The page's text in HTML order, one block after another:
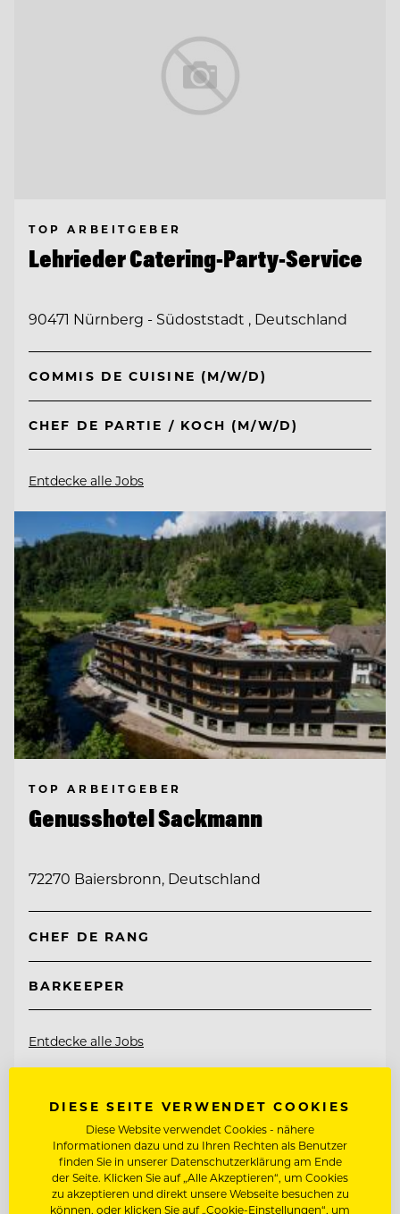
TOP ARBEITGEBER
Lehrieder Catering-Party-Service
90471 Nürnberg - Südoststadt , Deutschland
COMMIS DE CUISINE (M/W/D)
CHEF DE PARTIE / KOCH (M/W/D)
Entdecke alle Jobs
TOP ARBEITGEBER
Genusshotel Sackmann
72270 Baiersbronn, Deutschland
CHEF DE RANG
BARKEEPER
Entdecke alle Jobs
DIESE SEITE VERWENDET COOKIES
Diese Website verwendet Cookies - nähere
Informationen dazu und zu Ihren Rechten als Benutzer
finden Sie in unserer Datenschutzerklärung am Ende
der Seite. Klicken Sie auf „Alle Akzeptieren“, um Cookies
zu akzeptieren und direkt unsere Webseite besuchen zu
können, oder klicken Sie auf „Cookie-Einstellungen“, um